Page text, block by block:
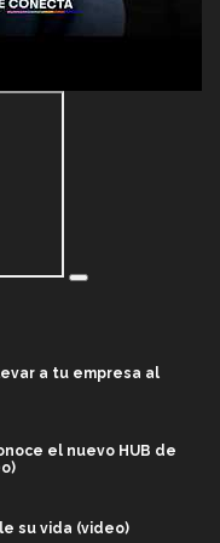
a tu empresa al
el nuevo HUB de
su vida (video)